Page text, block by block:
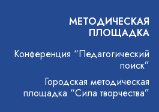
МЕТОДИЧЕСКАЯ
ПЛОЩАДКА
Конференция “Педагогический
поиск”
Городская методическая
площадка “Сила творчества”